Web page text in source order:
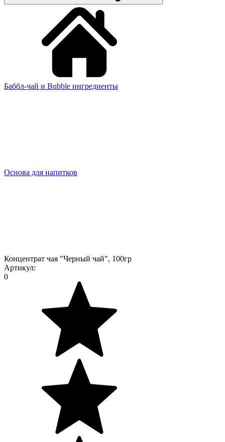
Баббл-чай и Bubble ингредиенты
Основа для напитков
Концентрат чая "Черный чай", 100гр
Артикул:
0